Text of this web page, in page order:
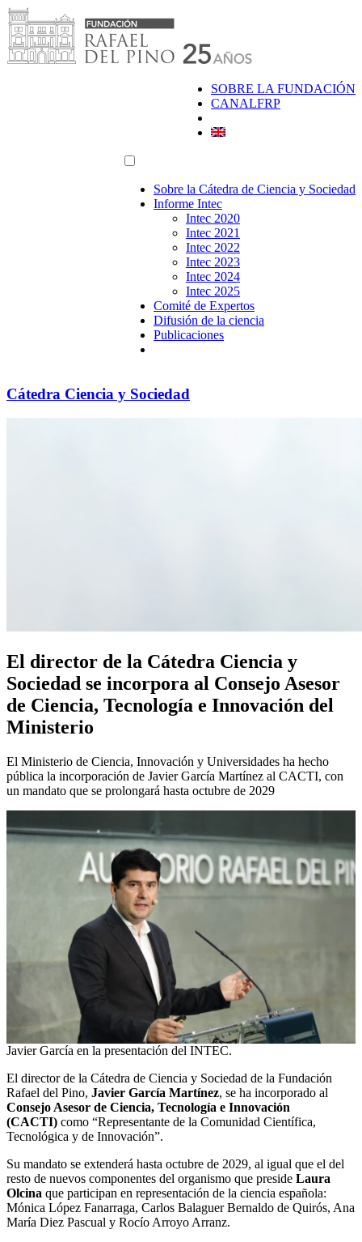
Saltar
al
contenido
SOBRE LA FUNDACIÓN
CANALFRP
Sobre la Cátedra de Ciencia y Sociedad
Informe Intec
Intec 2020
Intec 2021
Intec 2022
Intec 2023
Intec 2024
Intec 2025
Comité de Expertos
Difusión de la ciencia
Publicaciones
Cátedra Ciencia y Sociedad
El director de la Cátedra Ciencia y
Sociedad se incorpora al Consejo Asesor
de Ciencia, Tecnología e Innovación del
Ministerio
El Ministerio de Ciencia, Innovación y Universidades ha hecho
pública la incorporación de Javier García Martínez al CACTI, con
un mandato que se prolongará hasta octubre de 2029
Javier García en la presentación del INTEC.
El director de la Cátedra de Ciencia y Sociedad de la Fundación
Rafael del Pino, Javier García Martínez, se ha incorporado al
Consejo Asesor de Ciencia, Tecnología e Innovación
(CACTI) como “Representante de la Comunidad Científica,
Tecnológica y de Innovación”.
Su mandato se extenderá hasta octubre de 2029, al igual que el del
resto de nuevos componentes del organismo que preside Laura
Olcina que participan en representación de la ciencia española:
Mónica López Fanarraga, Carlos Balaguer Bernaldo de Quirós, Ana
María Diez Pascual y Rocío Arroyo Arranz.